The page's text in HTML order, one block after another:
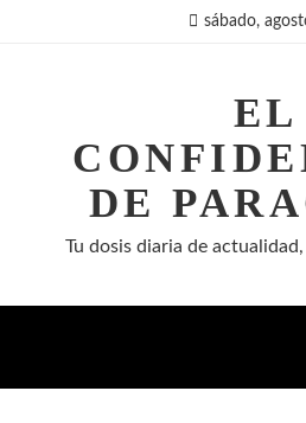
sábado,
EL
DE
Tu dosis diaria de